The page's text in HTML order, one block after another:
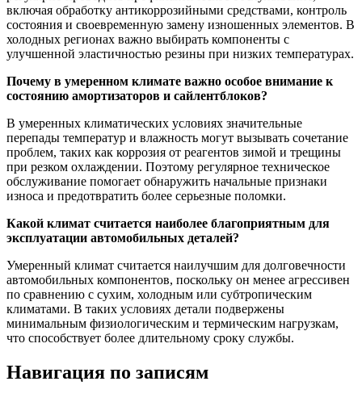
включая обработку антикоррозийными средствами, контроль
состояния и своевременную замену изношенных элементов. В
холодных регионах важно выбирать компоненты с
улучшенной эластичностью резины при низких температурах.
Почему в умеренном климате важно особое внимание к
состоянию амортизаторов и сайлентблоков?
В умеренных климатических условиях значительные
перепады температур и влажность могут вызывать сочетание
проблем, таких как коррозия от реагентов зимой и трещины
при резком охлаждении. Поэтому регулярное техническое
обслуживание помогает обнаружить начальные признаки
износа и предотвратить более серьезные поломки.
Какой климат считается наиболее благоприятным для
эксплуатации автомобильных деталей?
Умеренный климат считается наилучшим для долговечности
автомобильных компонентов, поскольку он менее агрессивен
по сравнению с сухим, холодным или субтропическим
климатами. В таких условиях детали подвержены
минимальным физиологическим и термическим нагрузкам,
что способствует более длительному сроку службы.
Навигация по записям